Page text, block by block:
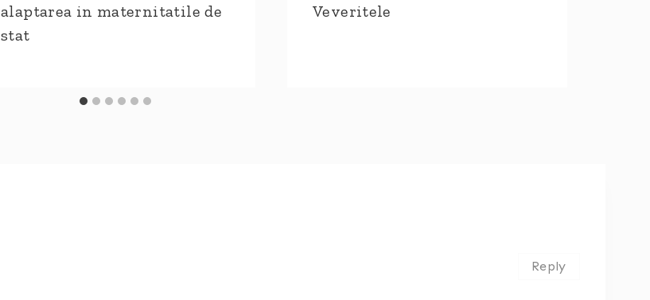
alaptarea in maternitatile de
stat
Veveritele
Reply